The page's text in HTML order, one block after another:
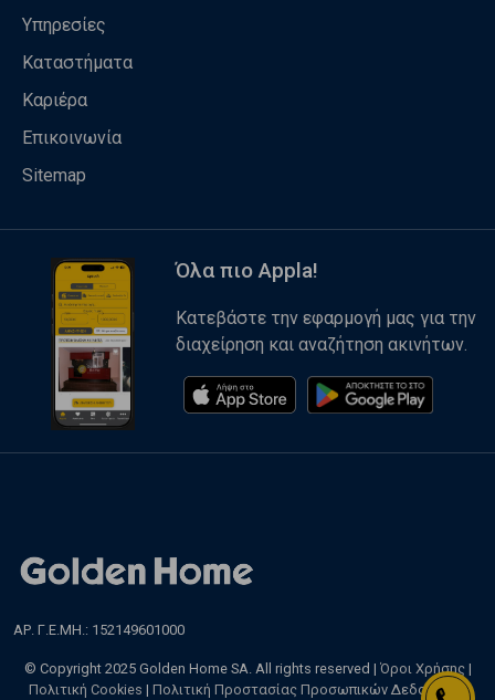
Υπηρεσίες
Καταστήματα
Καριέρα
Επικοινωνία
Sitemap
Όλα πιο Appla!
Κατεβάστε την εφαρμογή μας για την
διαχείρηση και αναζήτηση ακινήτων.
ΑΡ. Γ.Ε.ΜΗ.: 152149601000
© Copyright 2025 Golden Home SA. All rights reserved | Όροι Χρήσης |
Πολιτική Cookies | Πολιτική Προστασίας Προσωπικών Δεδομένων